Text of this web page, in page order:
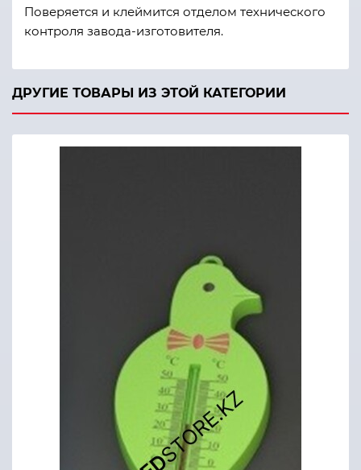
Поверяется и клеймится отделом технического
контроля завода-изготовителя.
ДРУГИЕ ТОВАРЫ ИЗ ЭТОЙ КАТЕГОРИИ